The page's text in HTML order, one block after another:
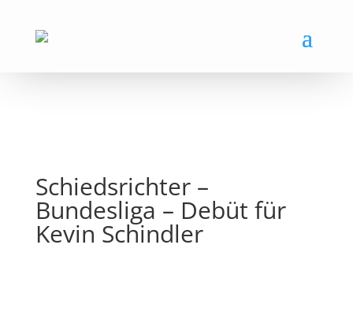
Schiedsrichter –
Bundesliga – Debüt für
Kevin Schindler